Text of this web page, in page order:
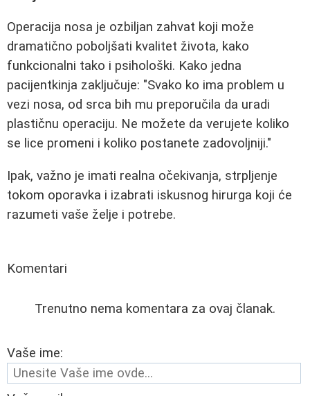
Operacija nosa je ozbiljan zahvat koji može
dramatično poboljšati kvalitet života, kako
funkcionalni tako i psihološki. Kako jedna
pacijentkinja zaključuje: "Svako ko ima problem u
vezi nosa, od srca bih mu preporučila da uradi
plastičnu operaciju. Ne možete da verujete koliko
se lice promeni i koliko postanete zadovoljniji."
Ipak, važno je imati realna očekivanja, strpljenje
tokom oporavka i izabrati iskusnog hirurga koji će
razumeti vaše želje i potrebe.
Komentari
Trenutno nema komentara za ovaj članak.
Vaše ime: